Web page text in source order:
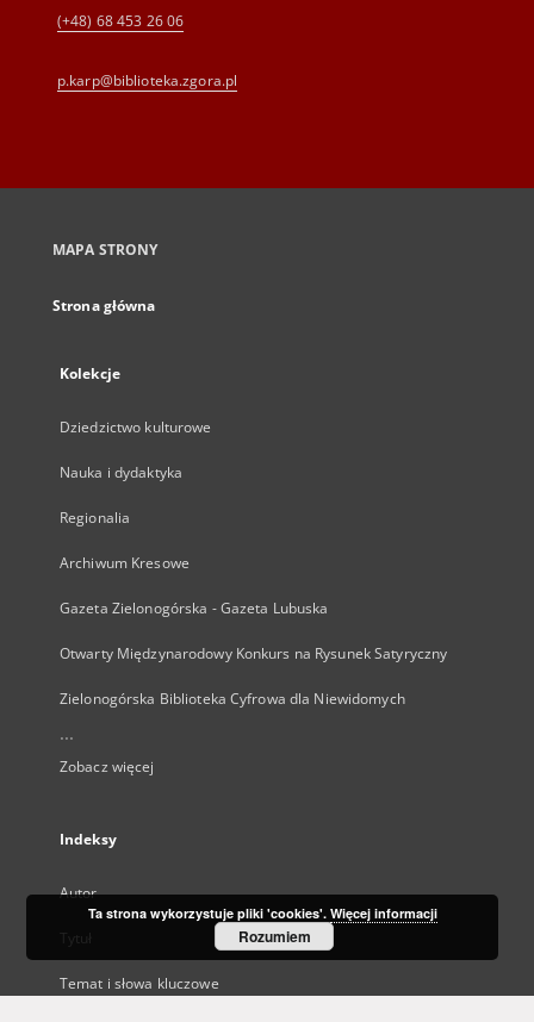
(+48) 68 453 26 06
p.karp@biblioteka.zgora.pl
MAPA STRONY
Strona główna
Kolekcje
Dziedzictwo kulturowe
Nauka i dydaktyka
Regionalia
Archiwum Kresowe
Gazeta Zielonogórska - Gazeta Lubuska
Otwarty Międzynarodowy Konkurs na Rysunek Satyryczny
Zielonogórska Biblioteka Cyfrowa dla Niewidomych
...
Zobacz więcej
Indeksy
Autor
Tytuł
Temat i słowa kluczowe
Ta strona wykorzystuje pliki 'cookies'. Więcej informacji
Rozumiem